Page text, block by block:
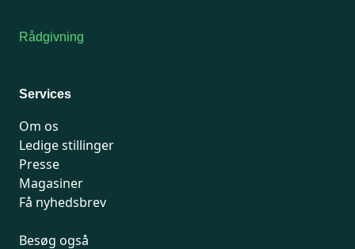
Rådgivning
Services
Om os
Ledige stillinger
Presse
Magasiner
Få nyhedsbrev
Besøg også